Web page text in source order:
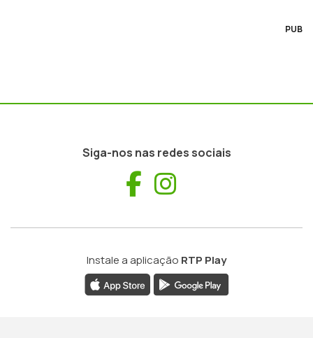
PUB
Siga-nos nas redes sociais
Facebook
Instale a aplicação RTP Play